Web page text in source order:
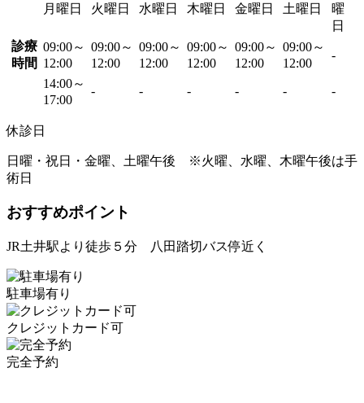
月曜日 火曜日 水曜日 木曜日 金曜日 土曜日
曜
日
診療
時間
09:00～
12:00
09:00～
12:00
09:00～
12:00
09:00～
12:00
09:00～
12:00
09:00～
12:00
-
14:00～
17:00
- - - - - -
休診日
日曜・祝日・金曜、土曜午後 ※火曜、水曜、木曜午後は手
術日
おすすめポイント
JR土井駅より徒歩５分 八田踏切バス停近く
駐車場有り
クレジットカード可
完全予約